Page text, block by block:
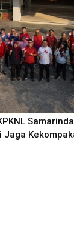
Samarinda
Jaga